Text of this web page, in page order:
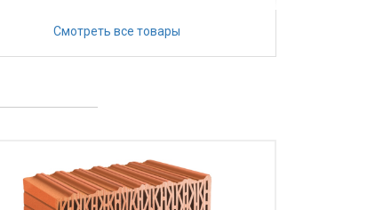
Смотреть все товары